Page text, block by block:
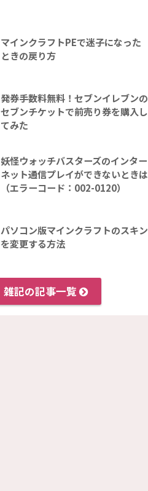
マインクラフトPEで迷子になった
ときの戻り方
発券手数料無料！セブンイレブンの
セブンチケットで前売り券を購入し
てみた
妖怪ウォッチバスターズのインター
ネット通信プレイができないときは
（エラーコード：002-0120）
パソコン版マインクラフトのスキン
を変更する方法
雑記の記事一覧